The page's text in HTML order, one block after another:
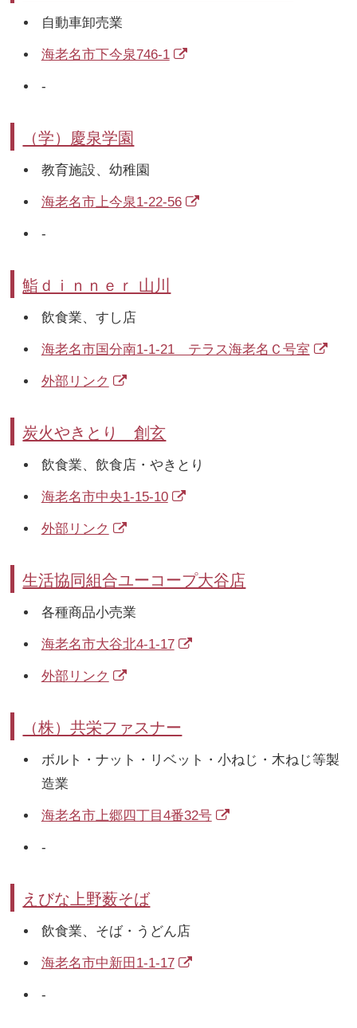
自動車卸売業
海老名市下今泉746-1
-
（学）慶泉学園
教育施設、幼稚園
海老名市上今泉1-22-56
-
鮨ｄｉｎｎｅｒ 山川
飲食業、すし店
海老名市国分南1-1-21 テラス海老名Ｃ号室
外部リンク
炭火やきとり 創玄
飲食業、飲食店・やきとり
海老名市中央1-15-10
外部リンク
生活協同組合ユーコープ大谷店
各種商品小売業
海老名市大谷北4-1-17
外部リンク
（株）共栄ファスナー
ボルト・ナット・リベット・小ねじ・木ねじ等製
造業
海老名市上郷四丁目4番32号
-
えびな上野薮そば
飲食業、そば・うどん店
海老名市中新田1-1-17
-